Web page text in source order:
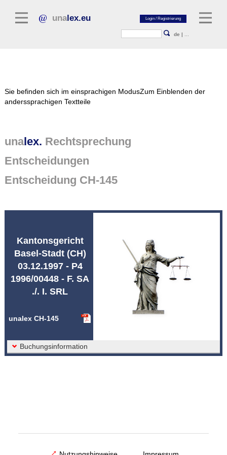
unalex.eu
de |
Normtexte
Rechtsprechung
Sie befinden sich im einsprachigen ModusZum Einblenden der
anderssprachigen Textteile
unalex. Rechtsprechung
Entscheidungen
Entscheidung CH-145
Kantonsgericht
Basel-Stadt (CH)
03.12.1997 - P4
1996/00448 - F. SA
./. I. SRL
unalex CH-145
Buchungsinformation